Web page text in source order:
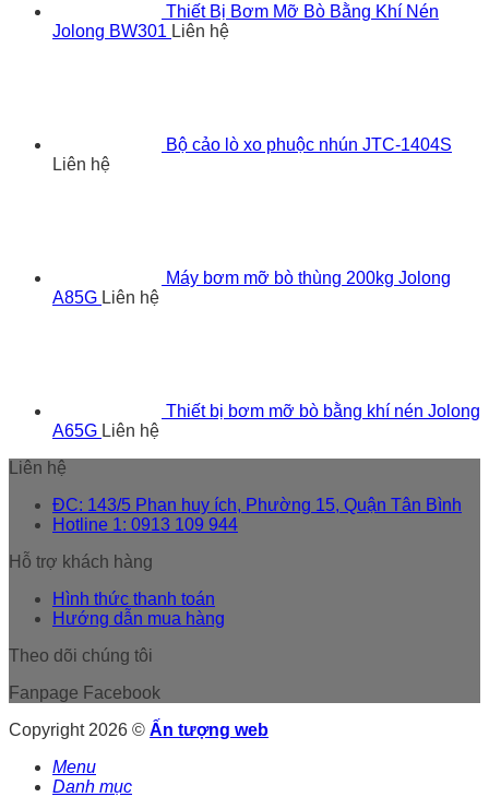
Thiết Bị Bơm Mỡ Bò Bằng Khí Nén
Jolong BW301 Liên hệ
Bộ cảo lò xo phuộc nhún JTC-1404S
Liên hệ
Máy bơm mỡ bò thùng 200kg Jolong
A85G Liên hệ
Thiết bị bơm mỡ bò bằng khí nén Jolong
A65G Liên hệ
Liên hệ
ĐC: 143/5 Phan huy ích, Phường 15, Quận Tân Bình
Hotline 1: 0913 109 944
Hỗ trợ khách hàng
Hình thức thanh toán
Hướng dẫn mua hàng
Theo dõi chúng tôi
Fanpage Facebook
Copyright 2026 © Ấn tượng web
Menu
Danh mục